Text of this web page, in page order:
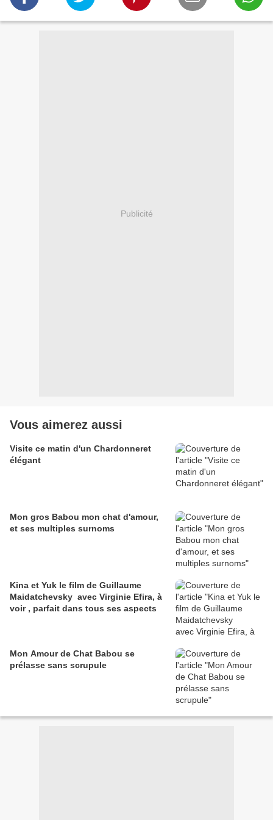
Publicité
Vous aimerez aussi
Visite ce matin d'un Chardonneret
élégant
Mon gros Babou mon chat d'amour,
et ses multiples surnoms
Kina et Yuk le film de Guillaume
Maidatchevsky avec Virginie Efira, à
voir , parfait dans tous ses aspects
Mon Amour de Chat Babou se
prélasse sans scrupule